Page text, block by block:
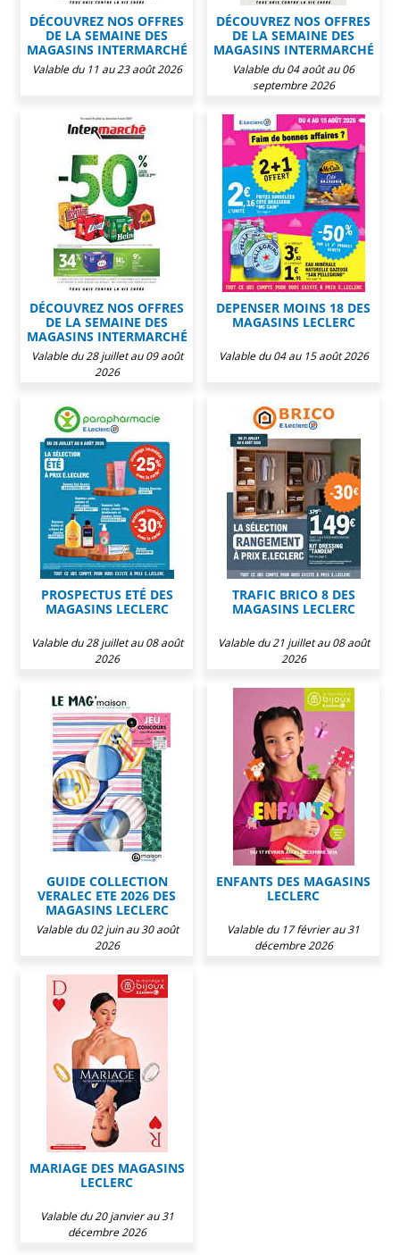
DÉCOUVREZ NOS OFFRES
DE LA SEMAINE DES
MAGASINS INTERMARCHÉ
Valable du 11 au 23 août 2026
DÉCOUVREZ NOS OFFRES
DE LA SEMAINE DES
MAGASINS INTERMARCHÉ
Valable du 04 août au 06
septembre 2026
DÉCOUVREZ NOS OFFRES
DE LA SEMAINE DES
MAGASINS INTERMARCHÉ
Valable du 28 juillet au 09 août
2026
DEPENSER MOINS 18 DES
MAGASINS LECLERC
Valable du 04 au 15 août 2026
PROSPECTUS ETÉ DES
MAGASINS LECLERC
Valable du 28 juillet au 08 août
2026
TRAFIC BRICO 8 DES
MAGASINS LECLERC
Valable du 21 juillet au 08 août
2026
GUIDE COLLECTION
VERALEC ETE 2026 DES
MAGASINS LECLERC
Valable du 02 juin au 30 août
2026
ENFANTS DES MAGASINS
LECLERC
Valable du 17 février au 31
décembre 2026
MARIAGE DES MAGASINS
LECLERC
Valable du 20 janvier au 31
décembre 2026